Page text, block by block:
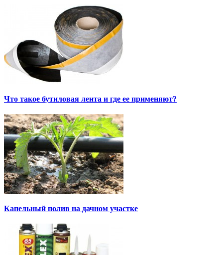
Что такое бутиловая лента и где ее применяют?
Капельный полив на дачном участке